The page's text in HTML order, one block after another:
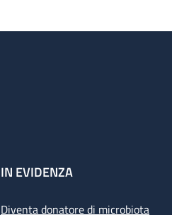
IN EVIDENZA
Diventa donatore di microbiota